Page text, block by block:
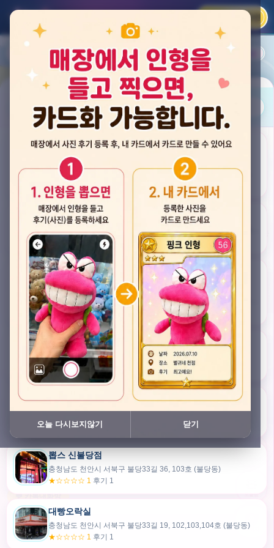
카카오 로그인
평점순 내 주변 즐겨찾기
뽑스 천안 불당점
★★★★☆ 4.2 후기 33
게임플렉스 불당동점
★★★☆☆ 2.5 후기 4
뽑기랜드
★★★★★ 4.7후기 49
픽스팟 불당점
충청남도 천안시 서북구 불당33길 47, 106호 (불당동)
★☆☆☆☆ 1 후기 1
쿠보 신불당점
충청남도 천안시 서북구 불당33길 35, 105호 (불당동)
★★★☆☆ 2.5후기 2
뽑스 신불당점
충청남도 천안시 서북구 불당33길 36, 103호 (불당동)
★☆☆☆☆ 1 후기 1
대빵오락실
충청남도 천안시 서북구 불당33길 19, 102,103,104호 (불당동)
★☆☆☆☆ 1 후기 1
30m
내위치
💬 카톡대화방
오늘 다시보지않기 닫기